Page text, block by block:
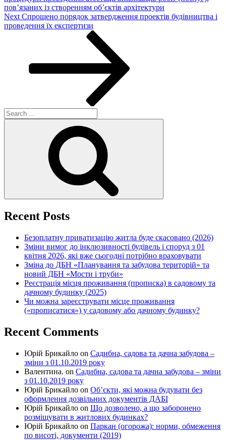
пов’язаних із створенням об’єктів архітектури
Next
Post
Next Спрощено порядок затвердження проектів будівництва і
проведення їх експертизи
Search
for:
Recent Posts
Безоплатну приватизацію житла буде скасовано (2026)
Зміни вимог до інклюзивності будівель і споруд з 01
квітня 2026, які вже сьогодні потрібно враховувати
Зміна до ДБН «Планування та забудова територій» та
новий ДБН «Мости і труби»
Реєстрація місця проживання (прописка) в садовому та
дачному будинку (2025)
Чи можна зареєструвати місце проживання
(«прописатися») у садовому або дачному будинку?
Recent Comments
Юрій Брикайло on Садибна, садова та дачна забудова –
зміни з 01.10.2019 року
Валентина. on Садибна, садова та дачна забудова – зміни
з 01.10.2019 року
Юрій Брикайло on Об’єкти, які можна будувати без
оформлення дозвільних документів ДАБІ
Юрій Брикайло on Що дозволено, а що заборонено
розміщувати в житлових будинках?
Юрій Брикайло on Паркан (огорожа): норми, обмеження
по висоті, документи (2019)